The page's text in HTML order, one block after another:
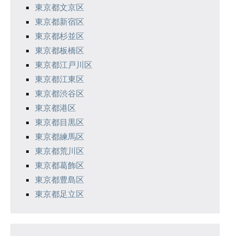
東京都文京区
東京都新宿区
東京都杉並区
東京都板橋区
東京都江戸川区
東京都江東区
東京都渋谷区
東京都港区
東京都目黒区
東京都練馬区
東京都荒川区
東京都葛飾区
東京都豊島区
東京都足立区